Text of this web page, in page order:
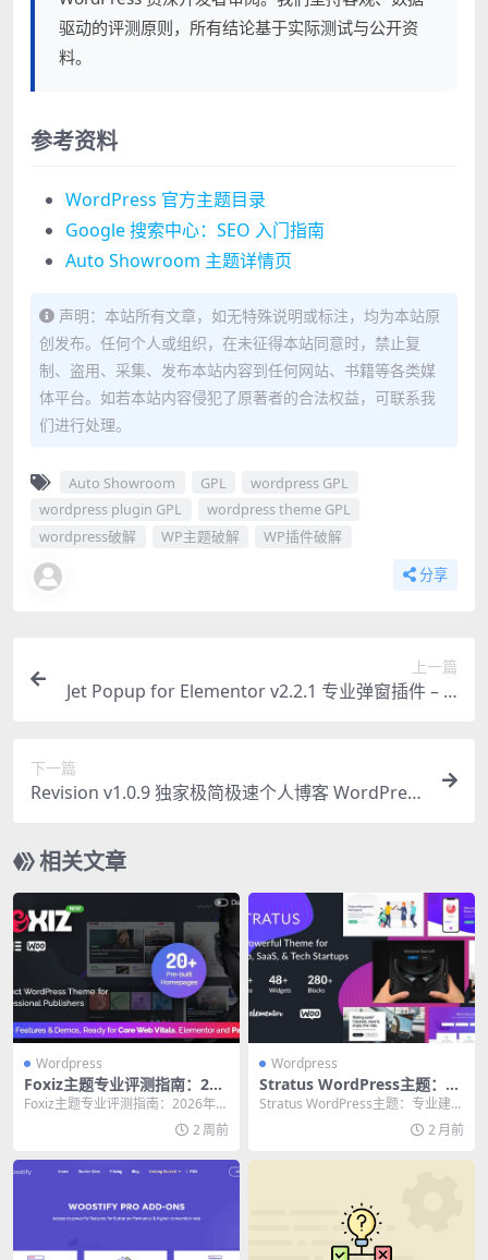
驱动的评测原则，所有结论基于实际测试与公开资
料。
参考资料
WordPress 官方主题目录
Google 搜索中心：SEO 入门指南
Auto Showroom 主题详情页
声明：本站所有文章，如无特殊说明或标注，均为本站原
创发布。任何个人或组织，在未征得本站同意时，禁止复
制、盗用、采集、发布本站内容到任何网站、书籍等各类媒
体平台。如若本站内容侵犯了原著者的合法权益，可联系我
们进行处理。
Auto Showroom GPL
wordpress GPL
wordpress plugin GPL
wordpress theme GPL
wordpress破解
WP主题破解 WP插件破解
分享
上一篇
Jet Popup for Elementor v2.2.1 专业弹窗插件 – El
下一篇
Revision v1.0.9 独家极简极速个人博客 WordPress
相关文章
Wordpress
Foxiz主题专业评测指南：202
6年新闻网站的高效选择
Foxiz主题专业评测指南：2026年新
闻网站的高效选择 在WordPress
2 周前
Wordpress
Stratus WordPress主题：专
业建站的高效解决方案与终极
Stratus WordPress主题：专业建站
的高效解决方案与终极评测 💡 提...
2 月前